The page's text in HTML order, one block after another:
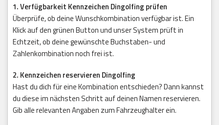
1. Verfügbarkeit Kennzeichen Dingolfing prüfen
Überprüfe, ob deine Wunschkombination verfügbar ist. Ein
Klick auf den grünen Button und unser System prüft in
Echtzeit, ob deine gewünschte Buchstaben- und
Zahlenkombination noch frei ist.
2. Kennzeichen reservieren Dingolfing
Hast du dich für eine Kombination entschieden? Dann kannst
du diese im nächsten Schritt auf deinen Namen reservieren.
Gib alle relevanten Angaben zum Fahrzeughalter ein.